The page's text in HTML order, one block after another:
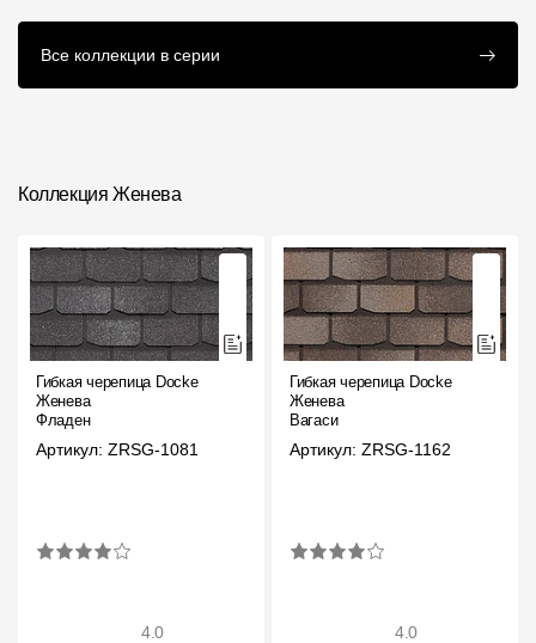
Комплектующие к
Все коллекции в серии
Коллекция Женева
Гибкая черепица Docke
Женева
Фладен
Артикул: ZRSG-1081
4.0
Гибкая черепица Docke
Женева
Вагаси
Артикул: ZRSG-1162
4.0